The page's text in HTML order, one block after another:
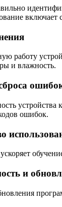
работу
и влажность.
устройства
ошибок.
и